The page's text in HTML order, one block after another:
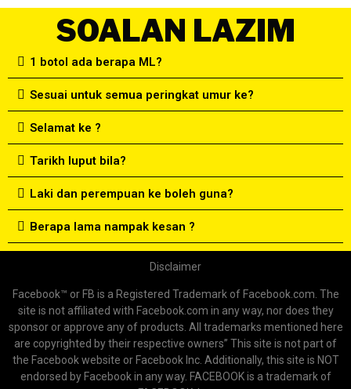
SOALAN LAZIM
1 botol ada berapa ML?
Sesuai untuk semua peringkat umur ke?
Selamat ke ?
Tarikh luput bila?
Laki dan perempuan ke boleh guna?
Berapa lama nampak kesan ?
Disclaimer
Facebook™ or FB is a Registered Trademark of Facebook.com. The
site is not affiliated with Facebook.com in any way, nor does they
sponsor or approve any of products. All trademarks mentioned here
are copyrighted by their respective owners” This site is not part of
the Facebook website or Facebook Inc. Additionally, this site is NOT
endorsed by Facebook in any way. FACEBOOK is a trademark of